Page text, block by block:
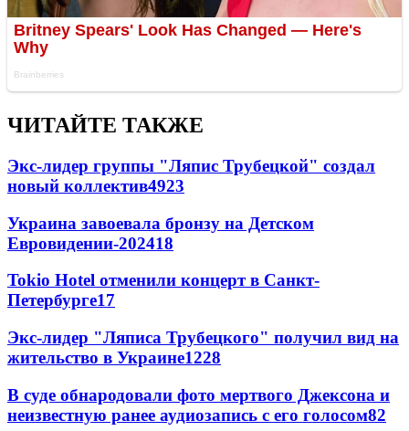
ЧИТАЙТЕ ТАКЖЕ
Экс-лидер группы "Ляпис Трубецкой" создал
новый коллектив4923
Украина завоевала бронзу на Детском
Евровидении-202418
Tokio Hotel отменили концерт в Санкт-
Петербурге17
Экс-лидер "Ляписа Трубецкого" получил вид на
жительство в Украине1228
В суде обнародовали фото мертвого Джексона и
неизвестную ранее аудиозапись с его голосом82